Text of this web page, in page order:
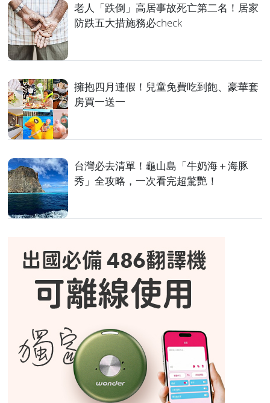
老人「跌倒」高居事故死亡第二名！居家
防跌五大措施務必check
擁抱四月連假！兒童免費吃到飽、豪華套
房買一送一
台灣必去清單！龜山島「牛奶海＋海豚
秀」全攻略，一次看完超驚艷！